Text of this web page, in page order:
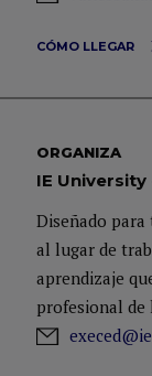
CÓMO LLEGAR
ORGANIZA
IE
Diseñado
al lugar de
aprendizaje
profesional de